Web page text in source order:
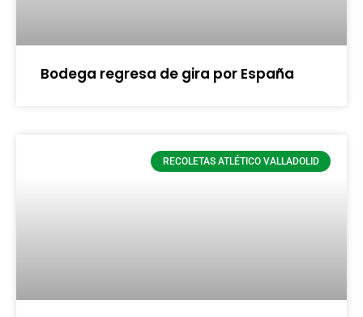
Bodega regresa de gira por España
RECOLETAS ATLÉTICO VALLADOLID